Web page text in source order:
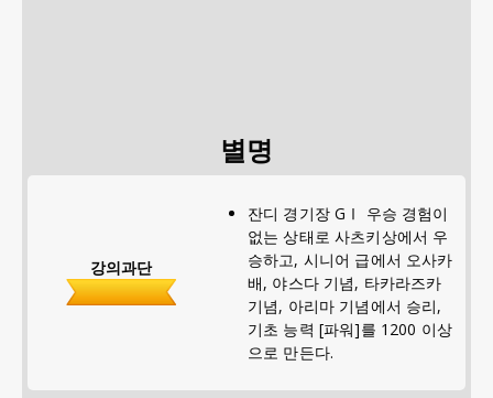
별명
강의과단
잔디 경기장 GⅠ 우승 경험이
없는 상태로 사츠키상에서 우
승하고, 시니어 급에서 오사카
배, 야스다 기념, 타카라즈카
기념, 아리마 기념에서 승리,
기초 능력 [파워]를 1200 이상
으로 만든다.